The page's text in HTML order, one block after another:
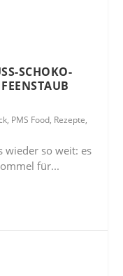
SCHOKO-
, PMS Food, Rezepte,
wieder so weit: es
für...